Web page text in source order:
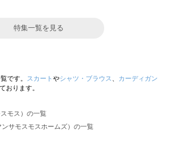
特集一覧を見る
です。 スカート やシャツ・ブラウス
カーディガン
おります。
モス）の一覧
サモスモスホームズ）の一覧
ツハルバイサマンサモスモス）の一覧